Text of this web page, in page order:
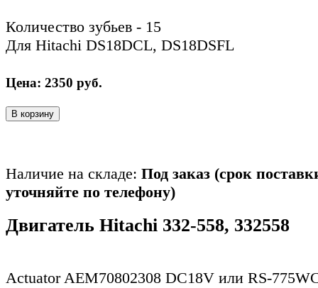
Количество зубьев - 15
Для Hitachi DS18DCL, DS18DSFL
Цена: 2350 руб.
В корзину
Наличие на складе: Под заказ (срок
уточняйте по телефону)
Двигатель Hitachi 332-558, 332558
Actuator AEM70802308 DC18V или RS-